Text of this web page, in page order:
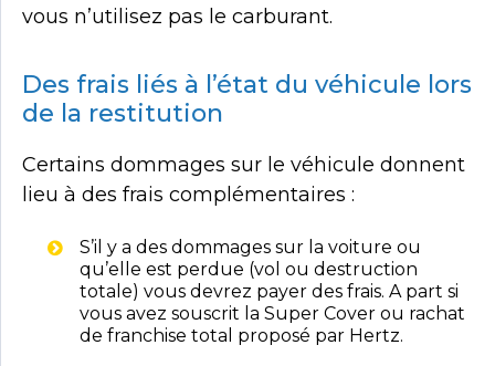
vous n’utilisez pas le carburant.
Des frais liés à l’état du véhicule lors
de la restitution
Certains dommages sur le véhicule donnent
lieu à des frais complémentaires :
S’il y a des dommages sur la voiture ou
qu’elle est perdue (vol ou destruction
totale) vous devrez payer des frais. A part si
vous avez souscrit la Super Cover ou rachat
de franchise total proposé par Hertz.